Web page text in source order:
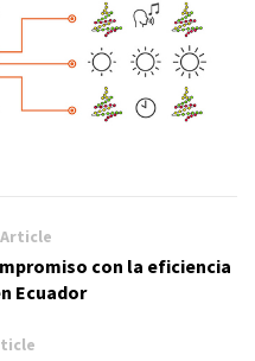
con la eficiencia
Ecuador